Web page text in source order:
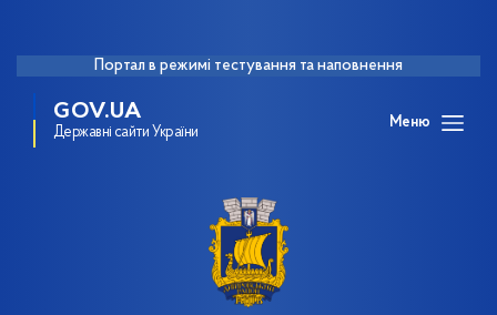
Портал в режимі тестування та наповнення
GOV.UA
Державні сайти України
Меню